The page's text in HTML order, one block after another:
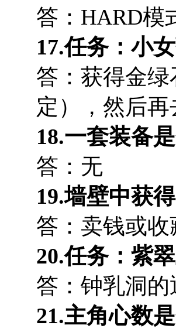
答：HARD模
17.任务：小
答：获得金
定），然后
18.一套装备
答：无
19.墙壁中获
答：卖钱或
20.任务：紫
答：钟乳洞
21.主角心数